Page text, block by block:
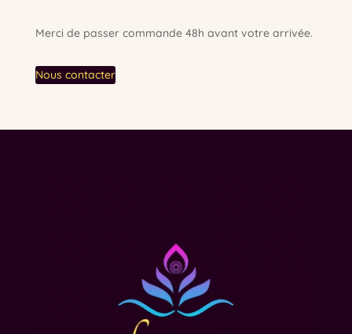
Merci de passer commande 48h avant votre arrivée.
Nous contacter